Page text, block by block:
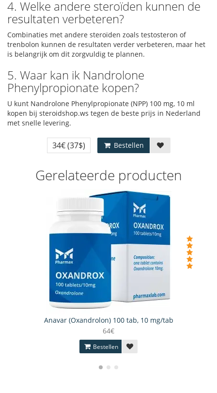
4. Welke andere steroïden kunnen de
resultaten verbeteren?
Combinaties met andere steroïden zoals testosteron of
trenbolon kunnen de resultaten verder verbeteren, maar het
is belangrijk om dit zorgvuldig te plannen.
5. Waar kan ik Nandrolone
Phenylpropionate kopen?
U kunt Nandrolone Phenylpropionate (NPP) 100 mg, 10 ml
kopen bij steroidshop.ws tegen de beste prijs in Nederland
met snelle levering.
34€(37$) Bestellen
Gerelateerde producten
Anavar (Oxandrolon) 100 tab, 10 mg/tab
64€
Bestellen